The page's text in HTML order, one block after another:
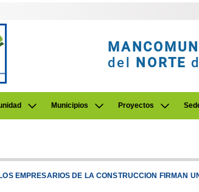
del NORTE
Municipios Proyectos
EMPRESARIOS DE LA CONSTRUCCION FIRMAN